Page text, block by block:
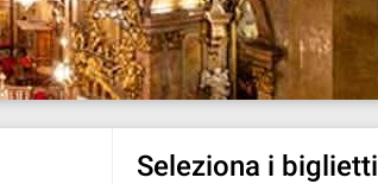
Seleziona i biglietti